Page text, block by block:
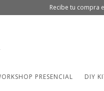
Recibe tu compra
PRESENCIAL DIY